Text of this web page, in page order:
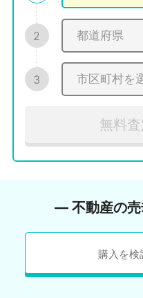
2
3
無料
― 不動産の
購入を検